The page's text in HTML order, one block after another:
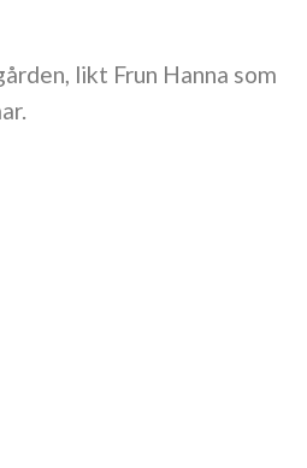
likt Frun Hanna som